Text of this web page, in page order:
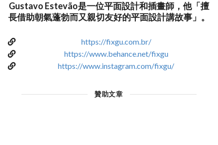
Gustavo Estevão是一位平面設計和插畫師，他「擅
長借助朝氣蓬勃而又親切友好的平面設計講故事」。
https://fixgu.com.br/
https://www.behance.net/fixgu
https://www.instagram.com/fixgu/
贊助文章